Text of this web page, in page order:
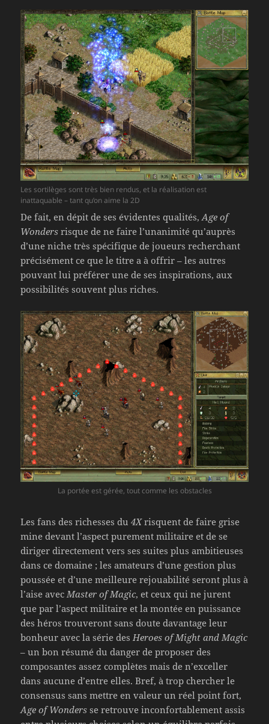
Les sortilèges sont très bien rendus, et la réalisation est
inattaquable – tant qu’on aime la 2D
De fait, en dépit de ses évidentes qualités,Age of
Wonders risque de ne faire l’unanimité qu’auprès
d’une niche très spécifique de joueurs recherchant
précisément ce que le titre a à offrir – les autres
pouvant lui préférer une de ses inspirations, aux
possibilités souvent plus riches.
La portée est gérée, tout comme les obstacles
Les fans des richesses du4Xrisquent de faire grise
mine devant l’aspect purement militaire et de se
diriger directement vers ses suites plus ambitieuses
dans ce domaine ; les amateurs d’une gestion plus
poussée et d’une meilleure rejouabilité seront plus à
l’aise avecMaster of Magic, et ceux qui ne jurent
que par l’aspect militaire et la montée en puissance
des héros trouveront sans doute davantage leur
bonheur avec la série desHeroes of Might and Magic
– un bon résumé du danger de proposer des
composantes assez complètes mais de n’exceller
dans aucune d’entre elles. Bref, à trop chercher le
consensus sans mettre en valeur un réel point fort,
Age of Wonders se retrouve inconfortablement assis